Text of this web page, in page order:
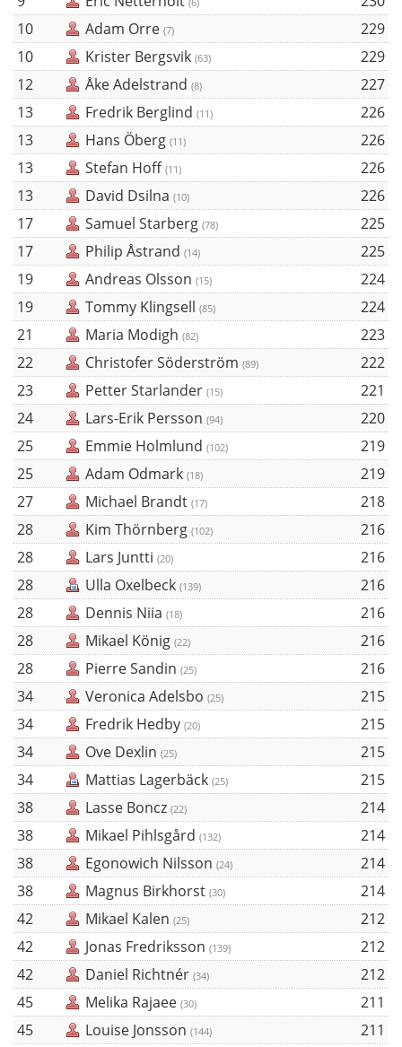
10
Adam Orre (7)
229
10
Krister Bergsvik (63)
229
12
Åke Adelstrand (8)
227
13
Fredrik Berglind (11)
226
13
Hans Öberg (11)
226
13
Stefan Hoff (11)
226
13
David Dsilna (10)
226
17
Samuel Starberg (78)
225
17
Philip Åstrand (14)
225
19
Andreas Olsson (15)
224
19
Tommy Klingsell (85)
224
21
Maria Modigh (82)
223
22
Christofer Söderström (89)
222
23
Petter Starlander (15)
221
24
Lars-Erik Persson (94)
220
25
Emmie Holmlund (102)
219
25
Adam Odmark (18)
219
27
Michael Brandt (17)
218
28
Kim Thörnberg (102)
216
28
Lars Juntti (20)
216
28
Ulla Oxelbeck (139)
216
28
Dennis Niia (18)
216
28
Mikael König (22)
216
28
Pierre Sandin (25)
216
34
Veronica Adelsbo (25)
215
34
Fredrik Hedby (20)
215
34
Ove Dexlin (25)
215
34
Mattias Lagerbäck (25)
215
38
Lasse Boncz (22)
214
38
Mikael Pihlsgård (132)
214
38
Egonowich Nilsson (24)
214
38
Magnus Birkhorst (30)
214
42
Mikael Kalen (25)
212
42
Jonas Fredriksson (139)
212
42
Daniel Richtnér (34)
212
45
Melika Rajaee (30)
211
45
Louise Jonsson (144)
211